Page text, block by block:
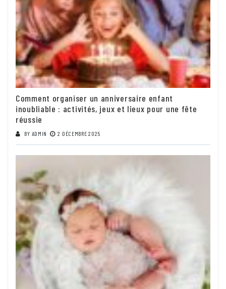
Comment organiser un anniversaire enfant
inoubliable : activités, jeux et lieux pour une fête
réussie
BY ADMIN 2 DÉCEMBRE 2025